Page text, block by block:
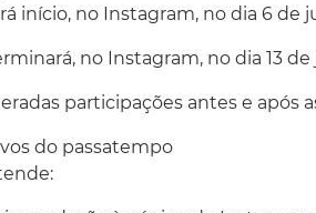
início, no Instagram, no dia 6 de
no Instagram, no dia 13 de
participações antes e
do passatempo